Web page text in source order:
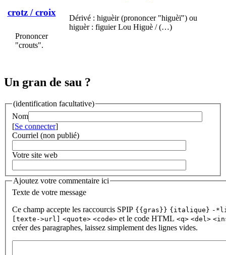
crotz/ croix
Prononcer
"crouts".
Dérivé : higuèir (prononcer "higuèï") ou
higuèr : figuier Lou Higuè / (…)
Un gran de sau ?
(identification facultative)
Nom
[Se connecter]
Courriel (non publié)
Votre site web
Ajoutez votre commentaire ici
Texte de votre message
Ce champ accepte les raccourcis SPIP {{gras}} {italique} -
[texte->url]
<quote> <code> et le code HTML <q> <del>
créer des paragraphes, laissez simplement des lignes vides.